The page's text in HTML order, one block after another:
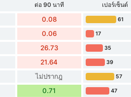
ต่อ 90 นาที
เปอร์เซ็นต์
0.08 61
0.06 17
26.73 35
21.64 39
ไม่ปรากฎ 57
0.71 47